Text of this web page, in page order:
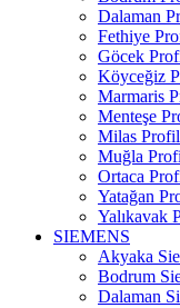
Dalaman
Fethiye
Göcek
Köyceğiz
Marmaris
Menteşe
Milas
Muğla
Ortaca
Yatağan
Yalıkavak
SIEMENS
Akyaka
Bodrum
Dalaman